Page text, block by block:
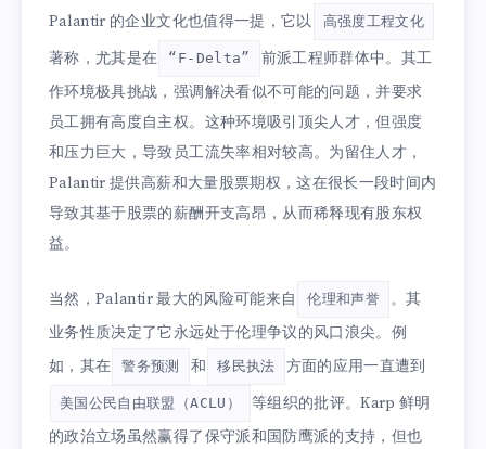
Palantir 的企业文化也值得一提，它以 高强度工程文化
著称，尤其是在 “F-Delta”
前派工程师群体中。其工
作环境极具挑战，强调解决看似不可能的问题，并要求
员工拥有高度自主权。这种环境吸引顶尖人才，但强度
和压力巨大，导致员工流失率相对较高。为留住人才，
Palantir 提供高薪和大量股票期权，这在很长一段时间内
导致其基于股票的薪酬开支高昂，从而稀释现有股东权
益。
当然，Palantir 最大的风险可能来自 伦理和声誉
。其
业务性质决定了它永远处于伦理争议的风口浪尖。例
如，其在
警务预测 和 移民执法 方面的应用一直遭到
美国公民自由联盟（ACLU）
等组织的批评。Karp 鲜明
的政治立场虽然赢得了保守派和国防鹰派的支持，但也